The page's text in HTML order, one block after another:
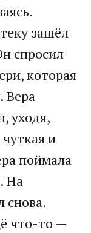
зашёл
спросил
которая
Вера
уходя,
и
поймала
На
снова.
что-то —